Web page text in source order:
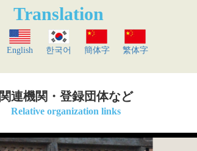
Translation
English 한국어 簡体字 繁体字
関連機関・登録団体など
Relative organization links